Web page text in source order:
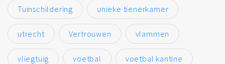
Tuinschildering unieke tienerkamer
utrecht Vertrouwen vlammen
vliegtuig voetbal voetbal kantine